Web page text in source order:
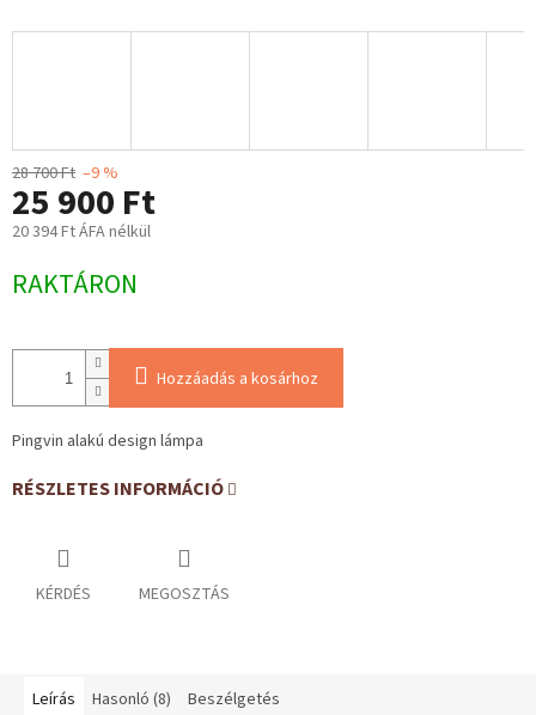
28 700 Ft –9 %
25 900 Ft
20 394 Ft ÁFA nélkül
Egységár:
RAKTÁRON
Hozzáadás a kosárhoz
Pingvin alakú design lámpa
RÉSZLETES INFORMÁCIÓ
KÉRDÉS MEGOSZTÁS
Leírás Hasonló (8) Beszélgetés